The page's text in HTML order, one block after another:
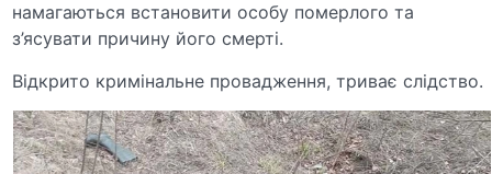
намагаються встановити особу померлого та
з’ясувати причину його смерті.
Відкрито кримінальне провадження, триває слідство.